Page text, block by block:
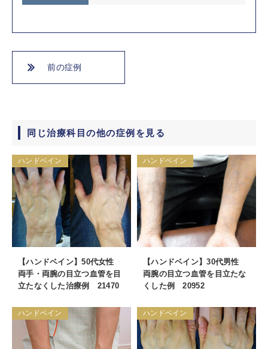
前の症例
同じ治療科目の他の症例を見る
ハンドベイン
【ハンドベイン】50代女性
両手・両腕の目立つ血管を目
立たなくした治療例 21470
ハンドベイン
【ハンドベイン】30代男性
両腕の目立つ血管を目立たな
くした例 20952
ハンドベイン ハンドベイン